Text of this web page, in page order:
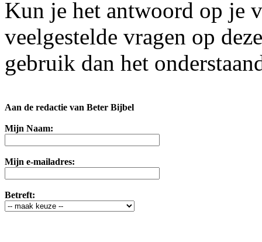
Kun je het antwoord op je
veelgestelde vragen op
gebruik dan het
Aan de redactie van Beter Bijbel
Mijn Naam:
Mijn e-mailadres:
Betreft: